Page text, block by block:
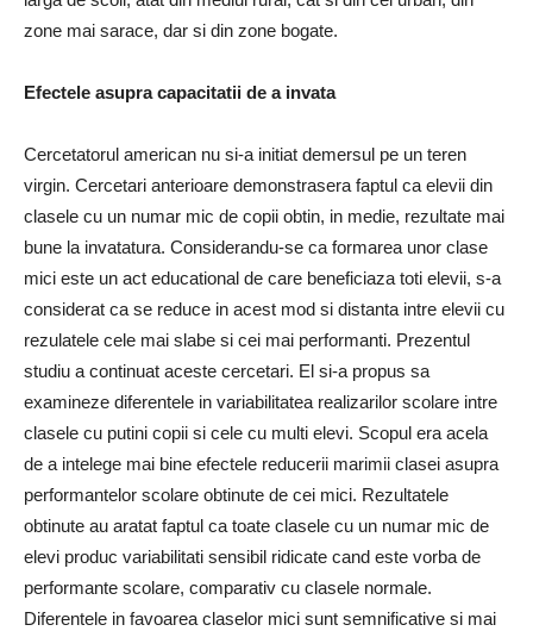
zone mai sarace, dar si din zone bogate.
Efectele asupra capacitatii de a invata
Cercetatorul american nu si-a initiat demersul pe un teren
virgin. Cercetari anterioare demonstrasera faptul ca elevii din
clasele cu un numar mic de copii obtin, in medie, rezultate mai
bune la invatatura. Considerandu-se ca formarea unor clase
mici este un act educational de care beneficiaza toti elevii, s-a
considerat ca se reduce in acest mod si distanta intre elevii cu
rezulatele cele mai slabe si cei mai performanti. Prezentul
studiu a continuat aceste cercetari. El si-a propus sa
examineze diferentele in variabilitatea realizarilor scolare intre
clasele cu putini copii si cele cu multi elevi. Scopul era acela
de a intelege mai bine efectele reducerii marimii clasei asupra
performantelor scolare obtinute de cei mici. Rezultatele
obtinute au aratat faptul ca toate clasele cu un numar mic de
elevi produc variabilitati sensibil ridicate cand este vorba de
performante scolare, comparativ cu clasele normale.
Diferentele in favoarea claselor mici sunt semnificative si mai